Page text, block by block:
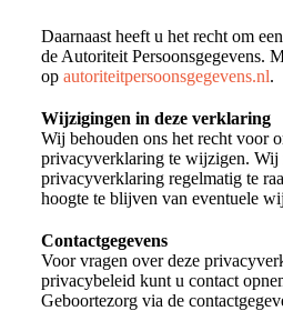
Daarnaast heeft u het recht om
de Autoriteit Persoonsgegevens.
op autoriteitpersoonsgegevens.nl.
Wijzigingen in deze verklaring
Wij behouden ons het recht voor
privacyverklaring te wijzigen. Wij
privacyverklaring regelmatig te
hoogte te blijven van eventuele
Contactgegevens
Voor vragen over deze
privacybeleid kunt u contact
Geboortezorg via de